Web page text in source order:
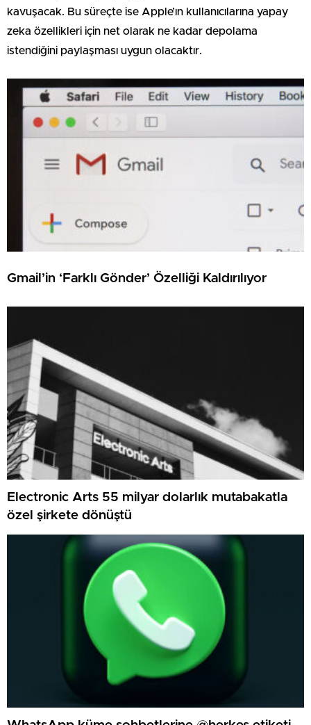
kavuşacak. Bu süreçte ise Apple’ın kullanıcılarına yapay
zeka özellikleri için net olarak ne kadar depolama
istendiğini paylaşması uygun olacaktır.
Gmail’in ‘Farklı Gönder’ Özelliği Kaldırılıyor
Electronic Arts 55 milyar dolarlık mutabakatla
özel şirkete dönüştü